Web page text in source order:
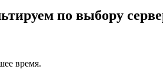
по выбору
время.